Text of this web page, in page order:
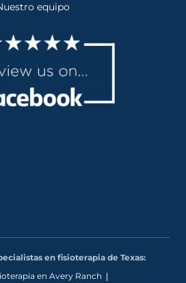
equipo
en fisioterapia de Texas:
en Avery Ranch